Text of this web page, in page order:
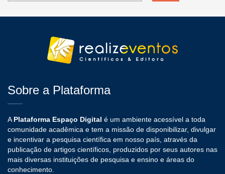
Sobre a Plataforma
A Plataforma Espaço Digital é um ambiente acessível a toda
comunidade acadêmica e tem a missão de disponibilizar, divulgar
e incentivar a pesquisa científica em nosso país, através da
publicação de artigos científicos, produzidos por seus autores nas
mais diversas instituições de pesquisa e ensino e áreas do
conhecimento.